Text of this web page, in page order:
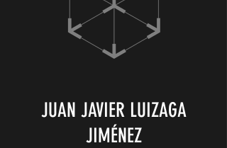
JUAN JAVIER LUIZAGA
JIMÉNEZ